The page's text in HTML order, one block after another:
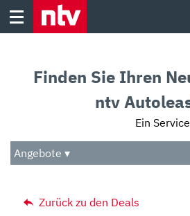
Skip
Audio
Das Beste
Finden Sie Ihren
ntv
Ein
Angebote ▾
Zurück zu den Deals